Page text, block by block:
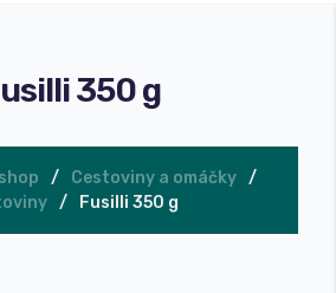
350 g
Cestoviny a omáčky
Fusilli 350 g